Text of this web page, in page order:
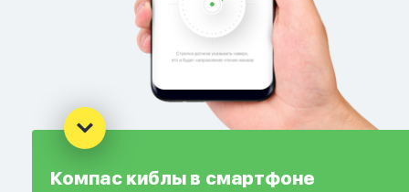
Компас киблы в смартфоне